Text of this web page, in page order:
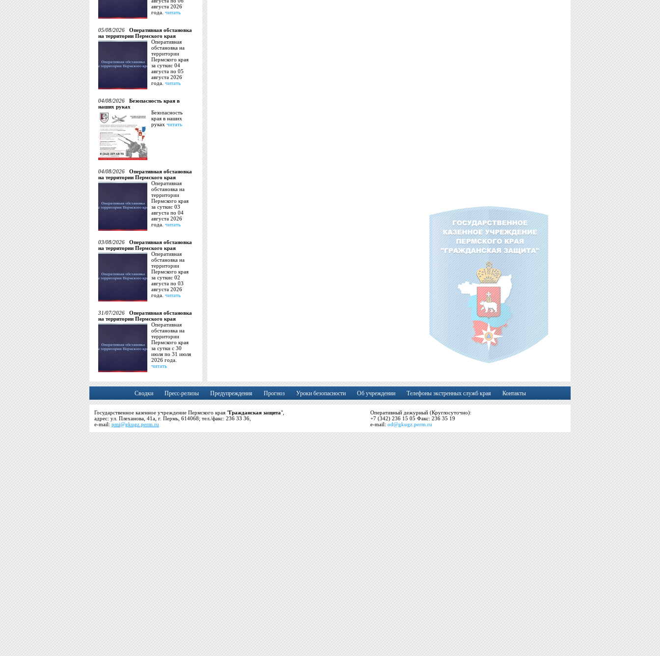
августа 2026
года. читать
05/08/2026
Оперативная обстановка
на территории Пермского края
Оперативная
обстановка на
территории
Пермского края
за суткис 04
августа по 05
августа 2026
года. читать
04/08/2026
Безопасность края в
наших руках
Безопасность
края в наших
руках читать
04/08/2026
Оперативная обстановка
на территории Пермского края
Оперативная
обстановка на
территории
Пермского края
за суткис 03
августа по 04
августа 2026
года. читать
03/08/2026
Оперативная обстановка
на территории Пермского края
Оперативная
обстановка на
территории
Пермского края
за суткис 02
августа по 03
августа 2026
года. читать
31/07/2026
Оперативная обстановка
на территории Пермского края
Оперативная
обстановка на
территории
Пермского края
за сутки с 30
июля по 31 июля
2026 года.
читать
Сводки Пресс-релизы Предупреждения Прогноз Уроки безопасности Об учреждении Телефоны экстренных служб края Контакты
Государственное казенное учреждение Пермского края "Гражданская защита",
адрес: ул. Плеханова, 41а, г. Пермь, 614068; тел./факс: 236 33 36,
e-mail: pmi@gkugz.perm.ru
Оперативный дежурный (Круглосуточно):
+7 (342) 236 15 05 Факс: 236 35 19
e-mail: od@gkugz.perm.ru